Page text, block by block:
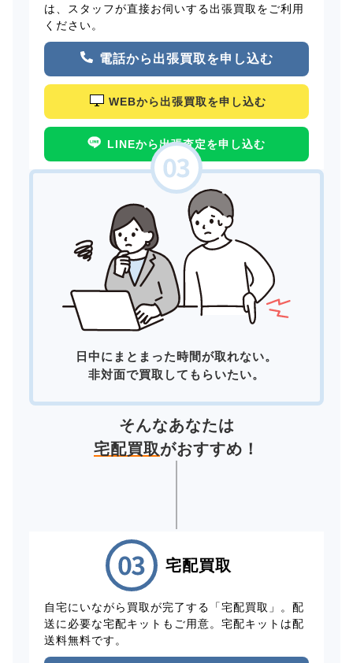
は、スタッフが直接お伺いする出張買取をご利用
ください。
電話から出張買取を申し込む
WEBから出張買取を申し込む
LINEから出張査定を申し込む
日中にまとまった時間が取れない。
非対面で買取してもらいたい。
そんなあなたは
宅配買取がおすすめ！
宅配買取
自宅にいながら買取が完了する「宅配買取」。配
送に必要な宅配キットもご用意。宅配キットは配
送料無料です。